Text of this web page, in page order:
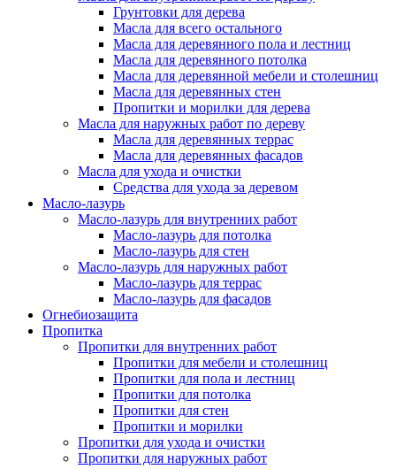
Грунтовки для дерева
Масла для всего остального
Масла для деревянного пола и лестниц
Масла для деревянного потолка
Масла для деревянной мебели и столешниц
Масла для деревянных стен
Пропитки и морилки для дерева
Масла для наружных работ по дереву
Масла для деревянных террас
Масла для деревянных фасадов
Масла для ухода и очистки
Средства для ухода за деревом
Масло-лазурь
Масло-лазурь для внутренних работ
Масло-лазурь для потолка
Масло-лазурь для стен
Масло-лазурь для наружных работ
Масло-лазурь для террас
Масло-лазурь для фасадов
Огнебиозащита
Пропитка
Пропитки для внутренних работ
Пропитки для мебели и столешниц
Пропитки для пола и лестниц
Пропитки для потолка
Пропитки для стен
Пропитки и морилки
Пропитки для ухода и очистки
Пропитки для наружных работ